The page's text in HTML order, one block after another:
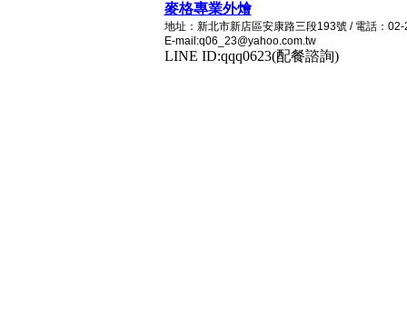
麥格專業外燴
地址：新北市新店區安康路三段193號 / 電話：
E-mail:q06_23@yahoo.com.tw
LINE ID:qqq0623(配餐諮詢)